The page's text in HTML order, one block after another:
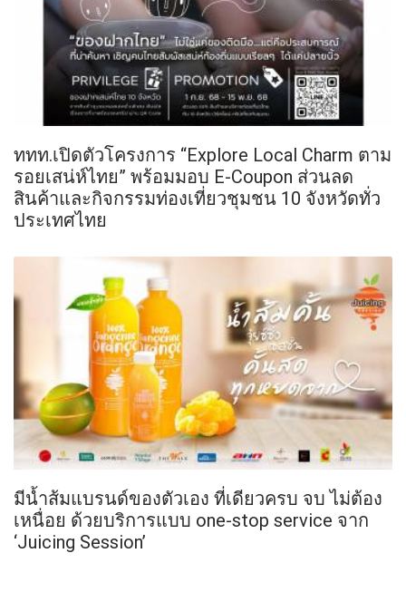
ททท.เปิดตัวโครงการ “Explore Local Charm ตาม
รอยเสน่ห์ไทย” พร้อมมอบ E-Coupon ส่วนลด
สินค้าและกิจกรรมท่องเที่ยวชุมชน 10 จังหวัดทั่ว
ประเทศไทย
มีน้ำส้มแบรนด์ของตัวเอง ที่เดียวครบ จบ ไม่ต้อง
เหนื่อย ด้วยบริการแบบ one-stop service จาก
‘Juicing Session’